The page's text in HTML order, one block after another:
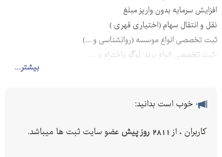
بیشتر...
افزایش سرمایه بدون واریز مبلغ
نقل و انتقال سهام (اختیاری قهری )
ثبت تخصصی انواع موسسه (روانشناسی و ...)
-ثبت تخصصی انواع برند .لوگو واختراع و ....
اخذ ISO از مراجع معتبر داخلی و خارجی از جمله آلمان
-اخذ ارزش افزوده و گواهی ارزش افزوده
خوب است بدانید:
کاربران ، از 2811 روز پیش عضو سایت ثبت ها میباشد.